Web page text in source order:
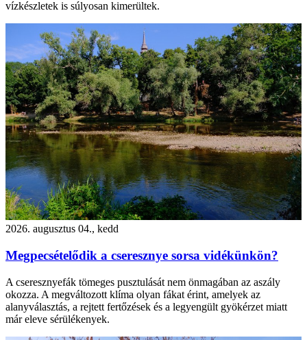
vízkészletek is súlyosan kimerültek.
2026. augusztus 04., kedd
Megpecsételődik a cseresznye sorsa vidékünkön?
A cseresznyefák tömeges pusztulását nem önmagában az aszály
okozza. A megváltozott klíma olyan fákat érint, amelyek az
alanyválasztás, a rejtett fertőzések és a legyengült gyökérzet miatt
már eleve sérülékenyek.